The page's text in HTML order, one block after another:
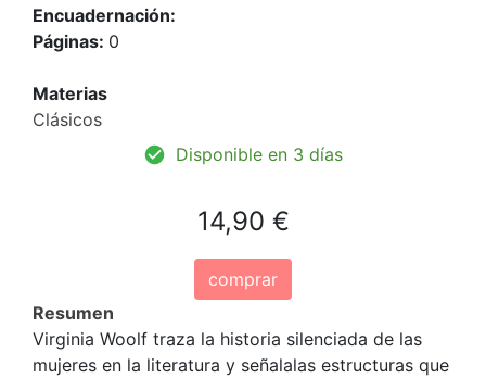
Encuadernación:
Páginas: 0
Materias
Clásicos
Disponible en 3 días
14,90 €
comprar
Resumen
Virginia Woolf traza la historia silenciada de las
mujeres en la literatura y señalalas estructuras que